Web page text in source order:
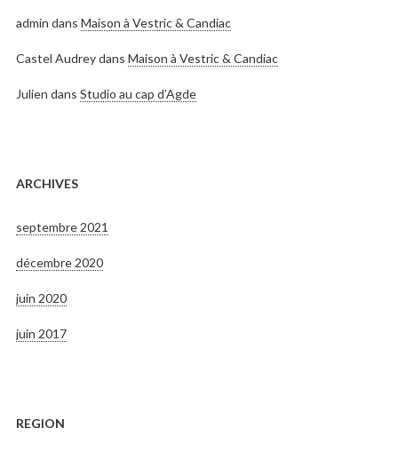
admin dans Maison à Vestric & Candiac
Castel Audreydans Maison à Vestric & Candiac
Julien dans Studio au cap d’Agde
ARCHIVES
septembre 2021
décembre 2020
juin 2020
juin 2017
REGION